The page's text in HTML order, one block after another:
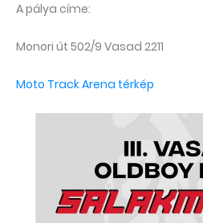
A pálya címe:
Monori út 502/9 Vasad 2211
Moto Track Arena térkép